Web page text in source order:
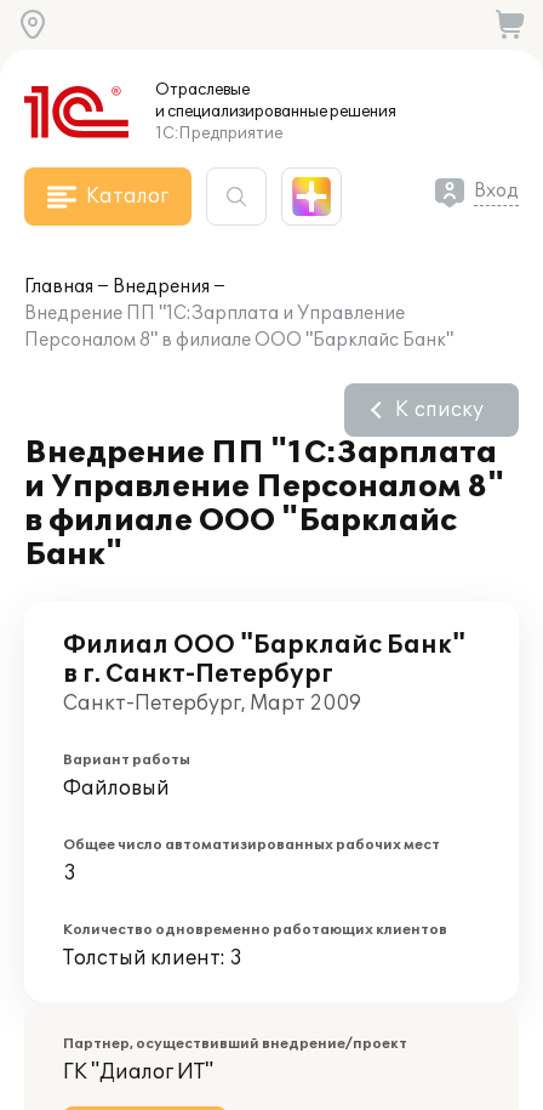
Отраслевые
и специализированныерешения
1С:Предприятие
Каталог Вход
Главная
Внедрения
Внедрение ПП "1С:Зарплата и Управление
Персоналом 8" в филиале ООО "Барклайс Банк"
Внедрение ПП "1С:Зарплата
и Управление Персоналом 8"
в филиале ООО "Барклайс
Банк"
К списку
Филиал ООО "Барклайс Банк"
в г. Санкт-Петербург
Санкт-Петербург, Март 2009
Вариант работы
Файловый
Общее число автоматизированных рабочих мест
3
Количество одновременно работающих клиентов
Толстый клиент: 3
Партнер, осуществивший внедрение/проект
ГК "Диалог ИТ"